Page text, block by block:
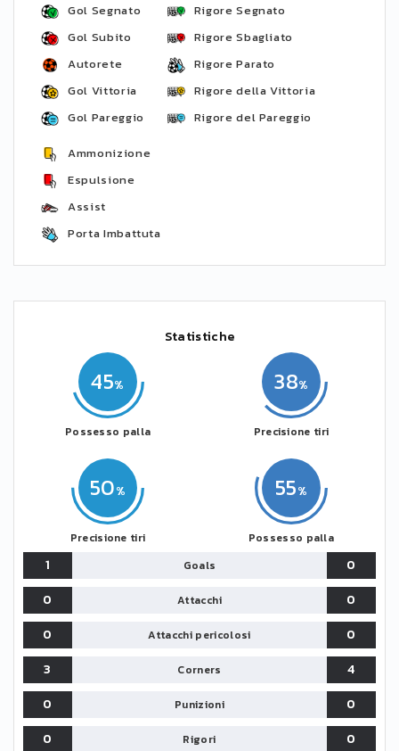
Gol Segnato
Gol Subito
Autorete
Gol Vittoria
Gol Pareggio
Rigore Segnato
Rigore Sbagliato
Rigore Parato
Rigore della Vittoria
Rigore del Pareggio
Ammonizione
Espulsione
Assist
Porta Imbattuta
Statistiche
45
Possesso palla
50
Precisione tiri
55
Possesso palla
38
Precisione tiri
1 Goals
0
0
Attacchi
0
0
Attacchi pericolosi
0
3
Corners
4
0
Punizioni
0
0
Rigori 0